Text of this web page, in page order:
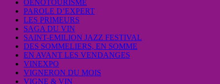
OENOTOURISME
PAROLE D’EXPERT
LES PRIMEURS
SAGA DU VIN
SAINT-EMILION JAZZ FESTIVAL
DES SOMMELIERS, EN SOMME
EN AVANT LES VENDANGES
VINEXPO
VIGNERON DU MOIS
VIGNE & VIN